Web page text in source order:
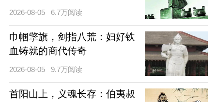
2026-08-05 6.7万阅读
巾帼擎旗，剑指八荒：妇好铁
血铸就的商代传奇
2026-08-05 9.7万阅读
首阳山上，义魂长存：伯夷叔